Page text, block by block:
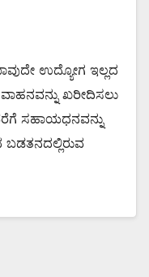
ಉದ್ಯೋಗ ಇಲ್ಲದ
ಖರೀದಿಸಲು
ಸಹಾಯಧನವನ್ನು